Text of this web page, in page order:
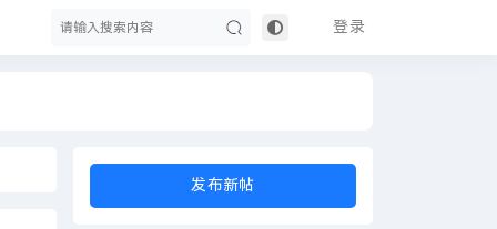
登录
发布新帖